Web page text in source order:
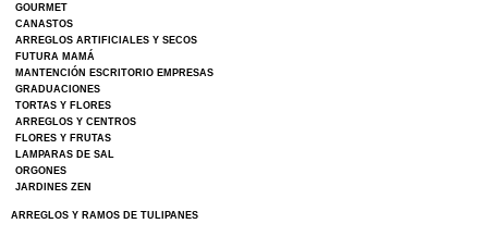
GOURMET
CANASTOS
ARREGLOS ARTIFICIALES Y SECOS
FUTURA MAMÁ
MANTENCIÓN ESCRITORIO EMPRESAS
GRADUACIONES
TORTAS Y FLORES
ARREGLOS Y CENTROS
FLORES Y FRUTAS
LAMPARAS DE SAL
ORGONES
JARDINES ZEN
ARREGLOS Y RAMOS DE TULIPANES